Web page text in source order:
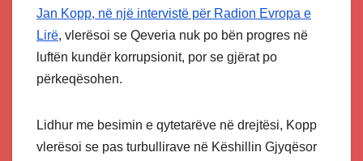
Jan Kopp, në një intervistë për Radion Evropa e
Lirë, vlerësoi se Qeveria nuk po bën progres në
luftën kundër korrupsionit, por se gjërat po
përkeqësohen.
Lidhur me besimin e qytetarëve në drejtësi, Kopp
vlerësoi se pas turbullirave në Këshillin Gjyqësor